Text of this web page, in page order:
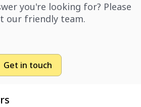
you're looking for? Please
our friendly team.
Get in touch